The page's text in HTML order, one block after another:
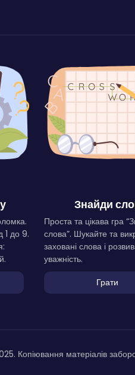
1 до 9.
Знайди
Проста та цікава гра
слова”. Шукайте та
заховані слова і
уважність.
Грати
Копіювання матеріалів